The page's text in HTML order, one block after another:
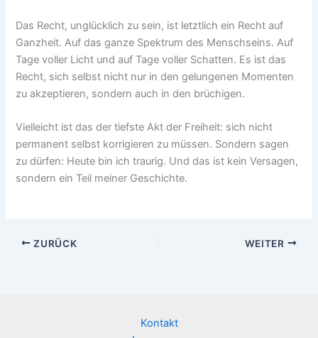
Das Recht, unglücklich zu sein, ist letztlich ein Recht auf
Ganzheit. Auf das ganze Spektrum des Menschseins. Auf
Tage voller Licht und auf Tage voller Schatten. Es ist das
Recht, sich selbst nicht nur in den gelungenen Momenten
zu akzeptieren, sondern auch in den brüchigen.
Vielleicht ist das der tiefste Akt der Freiheit: sich nicht
permanent selbst korrigieren zu müssen. Sondern sagen
zu dürfen: Heute bin ich traurig. Und das ist kein Versagen,
sondern ein Teil meiner Geschichte.
ZURÜCK WEITER
Kontakt